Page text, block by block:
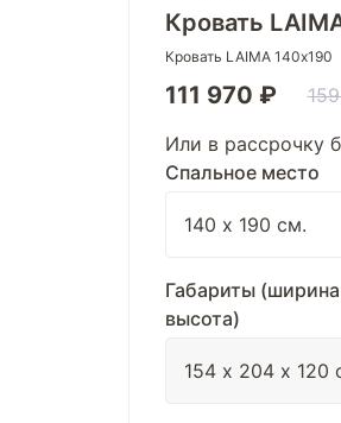
Кровать
Кровать LAIMA 140х190
111 970 ₽
Или в рассрочку
Спальное место
Габариты (ширина
высота)